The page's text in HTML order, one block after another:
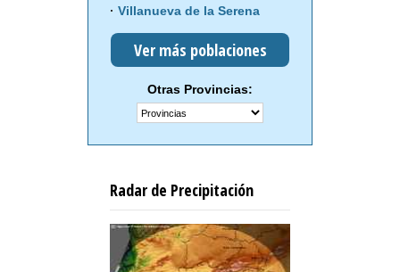
Villanueva de la Serena
Ver más poblaciones
Otras Provincias:
Radar de Precipitación